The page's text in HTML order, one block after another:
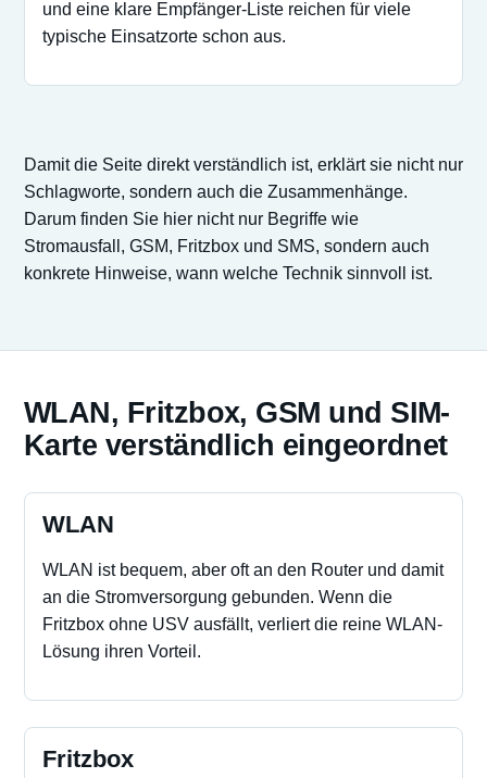
und eine klare Empfänger-Liste reichen für viele
typische Einsatzorte schon aus.
Damit die Seite direkt verständlich ist, erklärt sie nicht nur
Schlagworte, sondern auch die Zusammenhänge.
Darum finden Sie hier nicht nur Begriffe wie
Stromausfall, GSM, Fritzbox und SMS, sondern auch
konkrete Hinweise, wann welche Technik sinnvoll ist.
WLAN, Fritzbox, GSM und SIM-
Karte verständlich eingeordnet
WLAN
WLAN ist bequem, aber oft an den Router und damit
an die Stromversorgung gebunden. Wenn die
Fritzbox ohne USV ausfällt, verliert die reine WLAN-
Lösung ihren Vorteil.
Fritzbox